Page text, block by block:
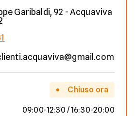
Garibaldi, 92 - Acquaviva
Chiuso ora
09:00-12:30 / 16:30-20:00